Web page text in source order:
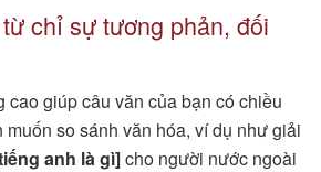
chỉ sự tương phản, đối
giúp câu văn của bạn có chiều
so sánh văn hóa, ví dụ như giải
anh là gì]cho người nước ngoài